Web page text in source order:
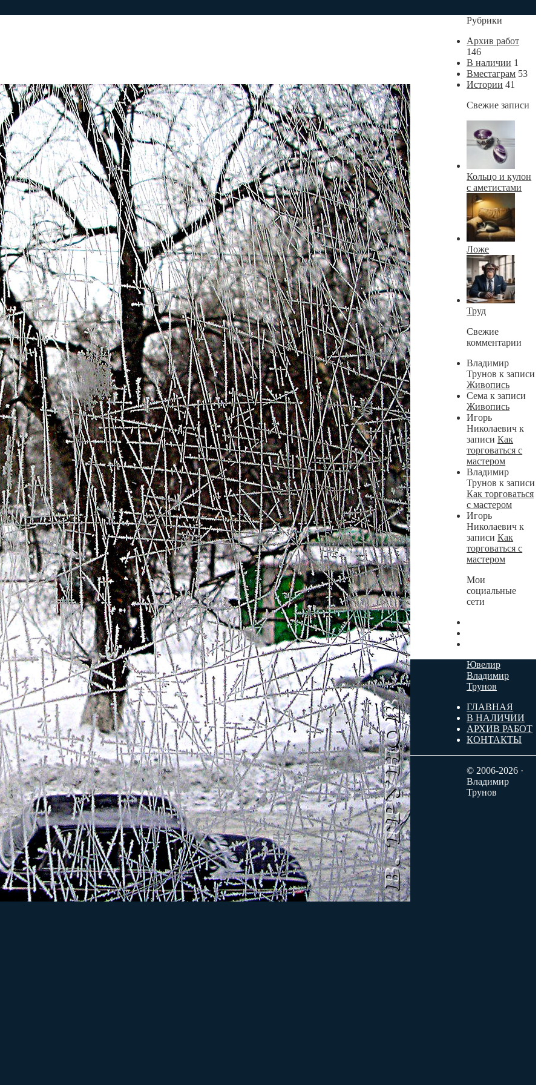
Рубрики
Архив работ
146
В наличии 1
Вместаграм 53
Истории 41
Свежие записи
Кольцо и кулон
с аметистами
Ложе
Труд
Свежие
комментарии
Владимир
Трунов к записи
Живопись
Сема к записи
Живопись
Игорь
Николаевич к
записиКак
торговаться с
мастером
Владимир
Трунов к записи
Как торговаться
с мастером
Игорь
Николаевич к
записиКак
торговаться с
мастером
Мои
социальные
сети
Ювелир
Владимир
Трунов
ГЛАВНАЯ
В НАЛИЧИИ
АРХИВ РАБОТ
КОНТАКТЫ
© 2006-2026 ·
Владимир
Трунов